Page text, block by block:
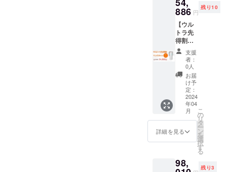
告にて
報告さ
せて頂
きま
す。
ます。
※発送は
日本国
内に限
らせて
頂きま
す。 ※
デザイ
ン・仕
様は変
更にな
る可能
性もご
ざいま
す。ご
ださ
い。
配送に
給状
況、製
造工程
上の都
合等に
より出
荷時期
が遅れ
る場合
があり
す。
※皆様の
ご支援
により
量産効
率が向
売価格
月間保
証】 内
容：本
体、
USB-
typeA-
C 電源
ケーブ
ル、説
明書
（ク
イック
スター
トガイ
ド） ※
ご注文
給状
886 円
残り10
【ウル
トラ先
得割】
10名様
限定
Smini ×
１ （販
売予定
価格
65,340
円の
10,454
円引
き）
税込・
送料0円
故障に
よる6ヶ
支援
者：
0人
お届
け予
定：
2024
年04
月
詳細を見る
こ
の
リ
タ
ー
ン
を
選
択
す
る
98, 残り3